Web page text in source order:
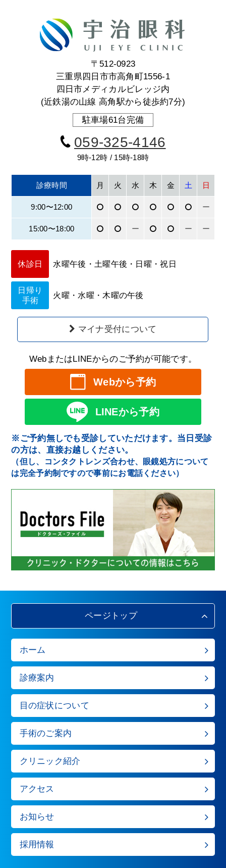
〒512-0923
三重県四日市市高角町1556-1
四日市メディカルビレッジ内
(近鉄湯の山線 高角駅から徒歩約7分)
駐車場61台完備
059-325-4146
9時-12時 / 15時-18時
診療時間 月 火 水 木 金 土 日
9:00〜12:00 ー
15:00〜18:00 ー ー ー
休診日 水曜午後・土曜午後・日曜・祝日
日帰り
手術
火曜・水曜・木曜の午後
マイナ受付について
WebまたはLINEからのご予約が可能です。
Webから予約
LINEから予約
※ご予約無しでも受診していただけます。当日受診
の方は、直接お越しください。
（但し、コンタクトレンズ合わせ、眼鏡処方について
は完全予約制ですので事前にお電話ください）
ページトップ
ホーム
診療案内
目の症状について
手術のご案内
クリニック紹介
アクセス
お知らせ
採用情報